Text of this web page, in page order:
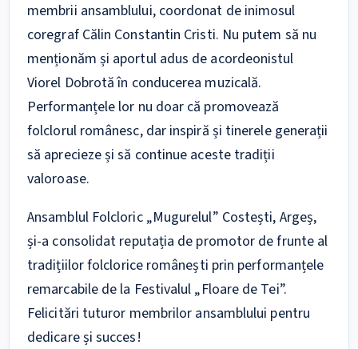
membrii ansamblului, coordonat de inimosul
coregraf Călin Constantin Cristi. Nu putem să nu
menționăm și aportul adus de acordeonistul
Viorel Dobrotă în conducerea muzicală.
Performanțele lor nu doar că promovează
folclorul românesc, dar inspiră și tinerele generații
să aprecieze și să continue aceste tradiții
valoroase.
Ansamblul Folcloric „Mugurelul” Costești, Argeș,
și-a consolidat reputația de promotor de frunte al
tradițiilor folclorice românești prin performanțele
remarcabile de la Festivalul „Floare de Tei”.
Felicitări tuturor membrilor ansamblului pentru
dedicare și succes!